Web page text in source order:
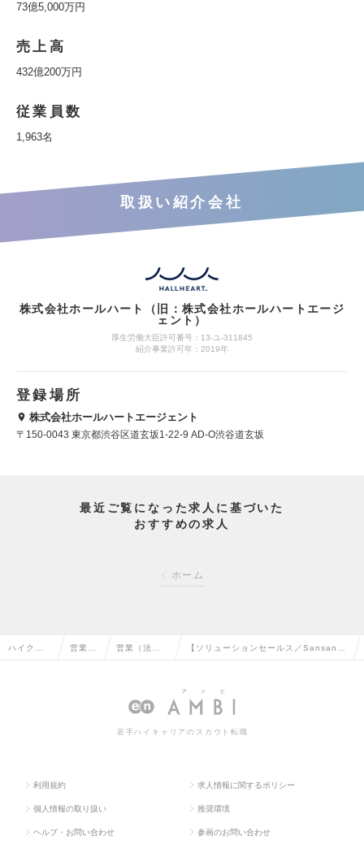
73億5,000万円
売上高
432億200万円
従業員数
1,963名
取扱い紹介会社
株式会社ホールハート（旧：株式会社ホールハートエージ
ェント）
厚生労働大臣許可番号：13-ユ-311845
紹介事業許可年：2019年
登録場所
株式会社ホールハートエージェント
〒150-0043 東京都渋谷区道玄坂1-22-9 AD-O渋谷道玄坂
最近ご覧になった求人に基づいた
おすすめの求人
ホーム
ハイクラス 営業系 営業（法人 【ソリューションセールス／Sansan】
若手ハイキャリアのスカウト転職
利用規約 求人情報に関するポリシー
個人情報の取り扱い 推奨環境
ヘルプ・お問い合わせ 参画のお問い合わせ